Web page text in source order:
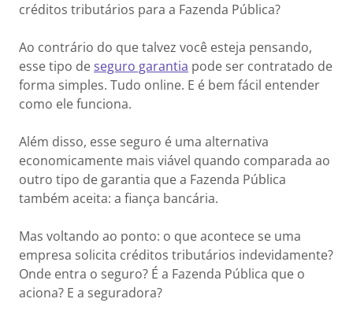
créditos tributários para a Fazenda Pública?
Ao contrário do que talvez você esteja pensando,
esse tipo deseguro garantia pode ser contratado de
forma simples. Tudo online. E é bem fácil entender
como ele funciona.
Além disso, esse seguro é uma alternativa
economicamente mais viável quando comparada ao
outro tipo de garantia que a Fazenda Pública
também aceita: a fiança bancária.
Mas voltando ao ponto: o que acontece se uma
empresa solicita créditos tributários indevidamente?
Onde entra o seguro? É a Fazenda Pública que o
aciona? E a seguradora?